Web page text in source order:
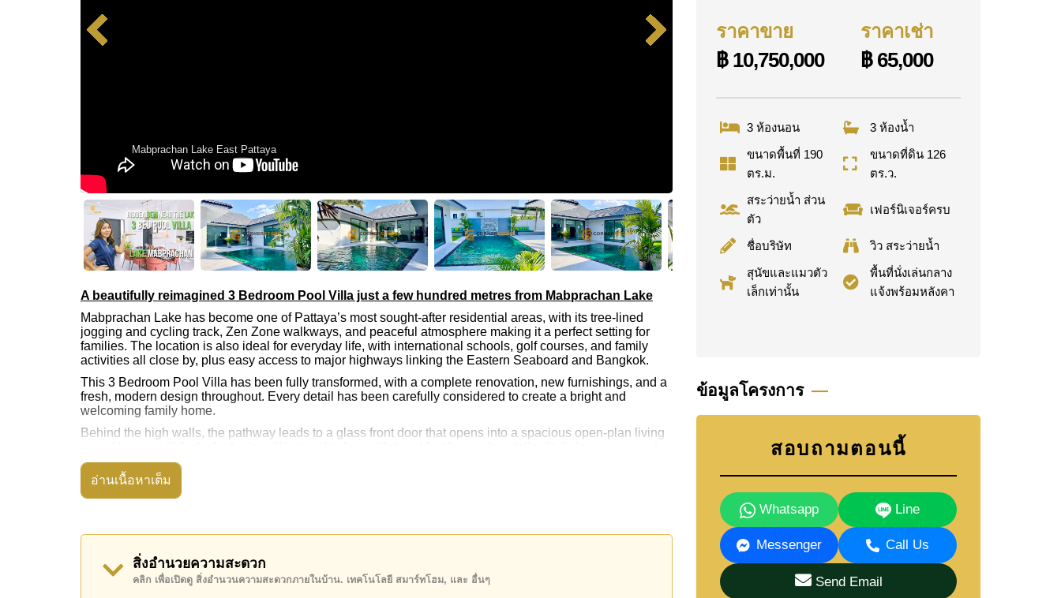
Mabprachan Lake East Pattaya
A beautifully reimagined 3 Bedroom Pool Villa just a few hundred metres from Mabprachan Lake
Mabprachan Lake has become one of Pattaya’s most sought-after residential areas, with its tree-lined
jogging and cycling track, Zen Zone walkways, and peaceful atmosphere making it a perfect setting for
families. The location is also ideal for everyday life, with international schools, golf courses, and family
activities all close by, plus easy access to major highways linking the Eastern Seaboard and Bangkok.
This 3 Bedroom Pool Villa has been fully transformed, with a complete renovation, new furnishings, and a
fresh, modern design throughout. Every detail has been carefully considered to create a bright and
welcoming family home.
Behind the high walls, the pathway leads to a glass front door that opens into a spacious open-plan living
feature TV wall with a 75” LED screen and oversized sofa. Full-height terrace doors frame views of the
pool and waterfall, bringing the outdoors inside.
Two of the bedrooms open directly onto the pool area, each with en-suite bathrooms featuring rain
waterfall feature with sunken seating, built-in sundeck sofas, and striking black stone finishes. Low-
maintenance tiling and artificial grass ensure the garden is easy to care for, while still offering plenty of
room for family barbecues or quiet evenings outdoors.
อ่านเนื้อหาเต็ม
สิ่งอำนวยความสะดวก
คลิก เพื่อเปิดดู สิ่งอำนวนความสะดวกภายในบ้าน. เทคโนโลยี สมาร์ทโฮม, และ อื่นๆ
ราคาขาย
฿ 10,750,000
ราคาเช่า
฿ 65,000
3 ห้องนอน
3 ห้องน้ำ
ขนาดพื้นที่ 190
ตร.ม.
ขนาดที่ดิน 126
ตร.ว.
สระว่ายน้ำ ส่วน
ตัว
เฟอร์นิเจอร์ครบ
ชื่อบริษัท
วิว สระว่ายน้ำ
สุนัขและแมวตัว
เล็กเท่านั้น
พื้นที่นั่งเล่นกลาง
แจ้งพร้อมหลังคา
ข้อมูลโครงการ
สอบถามตอนนี้
Whatsapp Line
Messenger Call Us
Send Email